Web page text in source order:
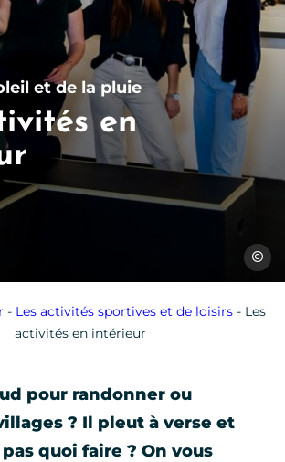
Les
et de la pluie
en
- Les activités sportives et de loisirs- Les
activités en intérieur
pour randonner ou
? Il pleut à verse et
quoi faire ? On vous